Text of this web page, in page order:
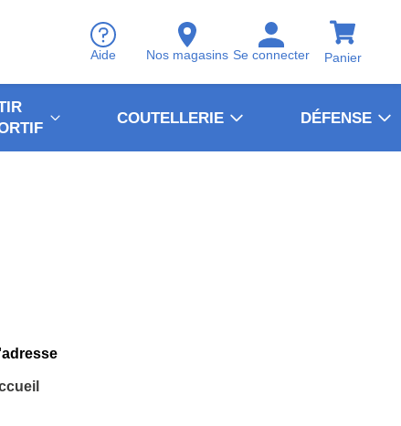
Aide Nos magasins Se connecter Panier
COUTELLERIE DÉFENSE